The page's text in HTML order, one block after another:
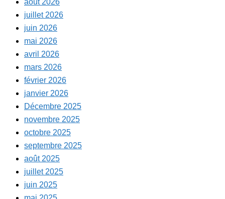
juillet 2026
juin 2026
mai 2026
avril 2026
mars 2026
février 2026
janvier 2026
Décembre 2025
novembre 2025
octobre 2025
septembre 2025
août 2025
juillet 2025
juin 2025